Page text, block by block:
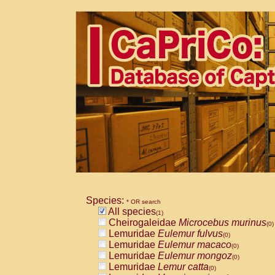
Species: * OR search
All species(1)
Cheirogaleidae Microcebus murinus(0)
Lemuridae Eulemur fulvus(0)
Lemuridae Eulemur macaco(0)
Lemuridae Eulemur mongoz(0)
Lemuridae Lemur catta(0)